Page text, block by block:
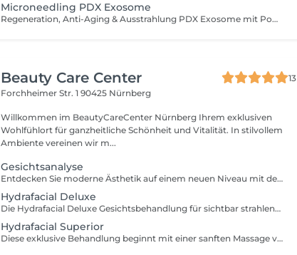
Microneedling PDX Exosome
Regeneration, Anti-Aging & Ausstrahlung PDX Exosome mit Powerwirkstoffen - PDRN & Niacinamid Exosome helfen der Haut, sich zu reparieren und zu erneuern. In Kombination mit Microneedling wird die Haut glatter, straffer und sieht frischer aus. Es hilft, Falten zu reduzieren und die Haut zu revitalisieren.
Beauty Care Center
13
Forchheimer Str. 190425 Nürnberg
Willkommen im BeautyCareCenter Nürnberg Ihrem exklusiven
Wohlfühlort für ganzheitliche Schönheit und Vitalität. In stilvollem
Ambiente vereinen wir m...
Gesichtsanalyse
Entdecken Sie moderne Ästhetik auf einem neuen Niveau mit der innovativen Gesichtsanalyse von Genesis. Durch präzise Analyseverfahren werden Gesichtsproportionen, Hautstruktur und individuelle Merkmale detailliert ausgewertet, um Ihre natürliche Schönheit optimal hervorzuheben. Die Genesis Gesichtsanalyse unterstützt dabei, harmonische Gesichtsmerkmale zu erkennen und individuelle Empfehlungen für Pflege und ästhetische Behandlungen zu erstellen. Dabei stehen Natürlichkeit, Individualität und ein ganzheitliches Erscheinungsbild stets im Mittelpunkt.
Hydrafacial Deluxe
Die Hydrafacial Deluxe Gesichtsbehandlung für sichtbar strahlende und revitalisierte Haut! Sanftes Peeling und gründliche Reinigung befreien die Haut von abgestorbenen Zellen und Unreinheiten. Durch ein schmerzfreies Vakuum werden Poren tief gereinigt, während hochwirksame Booster individuell auf Hautbedürfnisse abgestimmt werden für eine intensive Pflege und Regeneration. Den perfekten Abschluss bildet die LED-Lichttherapie, die die Haut verjüngt, beruhigt und ihr einen frischen, gesunden Glow verleiht.
Hydrafacial Superior
Diese exklusive Behandlung beginnt mit einer sanften Massage von Gesicht, die die Haut strafft und die Konturen verfeinert. Ein zartes Peeling und eine gründliche Reinigung bereiten die Haut optimal vor. Mithilfe eines schmerzfreien Vakuums werden Unreinheiten schonend entfernt, während individuell abgestimmte Booster gezielt auf die Bedürfnisse Ihrer Haut eingehen. Den Abschluss bildet eine wohltuende LED-Lichttherapie, die die Haut regeneriert, verjüngt und einen frischen, natürlichen Glow schenkt.